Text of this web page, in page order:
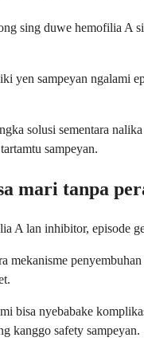
sing duwe hemofilia A
yen sampeyan ngalami
solusi sementara
sampeyan.
mari tanpa
A lan inhibitor, episode
mekanisme
bisa nyebabake
kanggo safety sampeyan.